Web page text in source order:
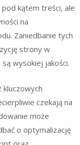
kątem treści, ale
na
Zaniedbanie tych
strony w
wysokiej jakości.
kluczowych
czekają na
może
o optymalizację